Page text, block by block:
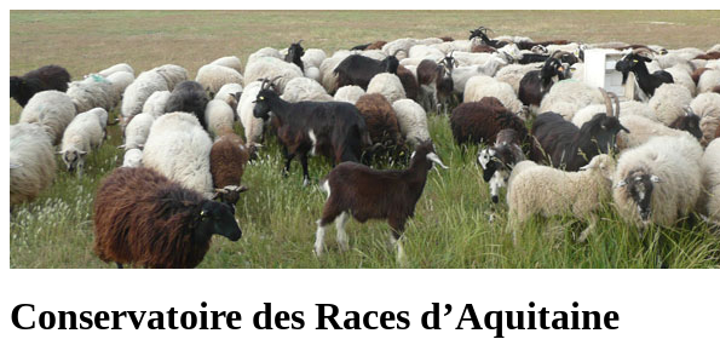
Conservatoire des Races d’Aquitaine